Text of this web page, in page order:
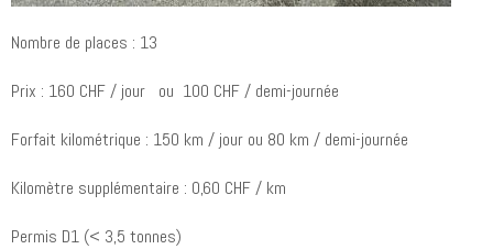
Nombre de places : 13
Prix : 160 CHF / jour ou 100 CHF / demi-journée
Forfait kilométrique : 150 km / jour ou 80 km / demi-journée
Kilomètre supplémentaire : 0,60 CHF / km
Permis D1 (< 3,5 tonnes)